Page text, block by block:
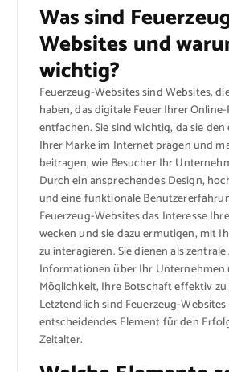
Was sind
Websites und
wichtig?
Feuerzeug-Websites sind Websites,
haben, das digitale Feuer Ihrer Online-
entfachen. Sie sind wichtig, da sie
Ihrer Marke im Internet prägen und
beitragen, wie Besucher Ihr
Durch ein ansprechendes Design,
und eine funktionale
Feuerzeug-Websites das Interesse
wecken und sie dazu ermutigen, mit
zu interagieren. Sie dienen als
Informationen über Ihr Unternehmen
Möglichkeit, Ihre Botschaft effektiv
Letztendlich sind Feuerzeug-Websites
entscheidendes Element für den
Zeitalter.